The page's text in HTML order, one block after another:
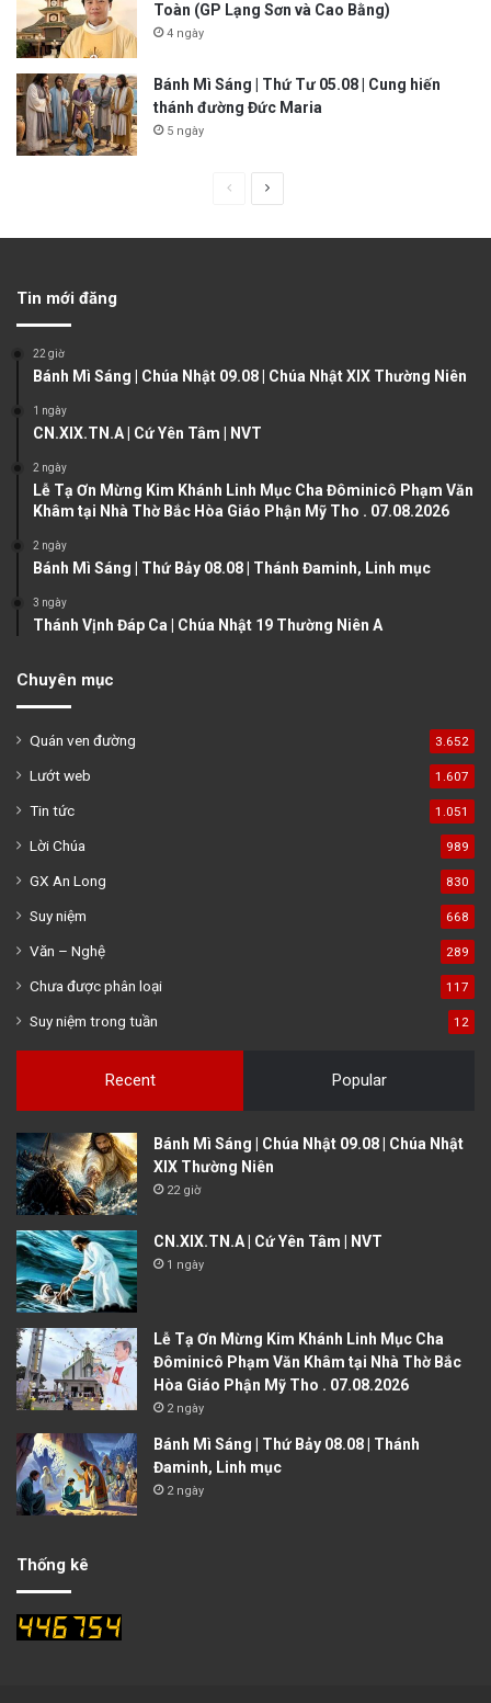
Toàn (GP Lạng Sơn và Cao Bằng)
4 ngày
Bánh Mì Sáng | Thứ Tư 05.08 | Cung hiến
thánh đường Đức Maria
5 ngày
u
p
g
g
Tin mới đăng
22 giờ
Bánh Mì Sáng | Chúa Nhật 09.08 | Chúa Nhật XIX Thường Niên
1 ngày
CN.XIX.TN.A | Cứ Yên Tâm | NVT
2 ngày
Lễ Tạ Ơn Mừng Kim Khánh Linh Mục Cha Đôminicô Phạm Văn
Khâm tại Nhà Thờ Bắc Hòa Giáo Phận Mỹ Tho . 07.08.2026
2 ngày
Bánh Mì Sáng | Thứ Bảy 08.08 | Thánh Đaminh, Linh mục
3 ngày
Thánh Vịnh Đáp Ca | Chúa Nhật 19 Thường Niên A
Chuyên mục
Quán ven đường 3.652
Lướt web 1.607
Tin tức 1.051
Lời Chúa 989
GX An Long 830
Suy niệm 668
Văn – Nghệ 289
Chưa được phân loại 117
Suy niệm trong tuần 12
Recent Popular
Bánh Mì Sáng | Chúa Nhật 09.08 | Chúa Nhật
XIX Thường Niên
22 giờ
CN.XIX.TN.A | Cứ Yên Tâm | NVT
1 ngày
Lễ Tạ Ơn Mừng Kim Khánh Linh Mục Cha
Đôminicô Phạm Văn Khâm tại Nhà Thờ Bắc
Hòa Giáo Phận Mỹ Tho . 07.08.2026
2 ngày
Bánh Mì Sáng | Thứ Bảy 08.08 | Thánh
Đaminh, Linh mục
2 ngày
Thống kê